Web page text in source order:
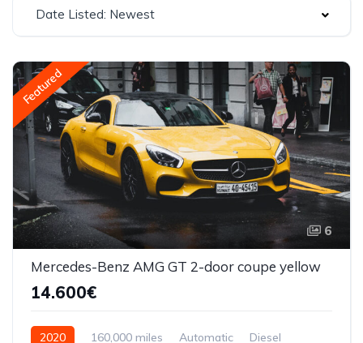
Date Listed: Newest
Featured
6
Mercedes-Benz AMG GT 2-door coupe yellow
14.600€
2020 160,000 miles Automatic
Diesel